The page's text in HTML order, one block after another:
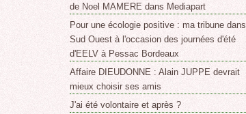
de Noel MAMERE dans Mediapart
Pour une écologie positive : ma tribune dans
Sud Ouest à l'occasion des journées d'été
d'EELV à Pessac Bordeaux
Affaire DIEUDONNE : Alain JUPPE devrait
mieux choisir ses amis
J'ai été volontaire et après ?